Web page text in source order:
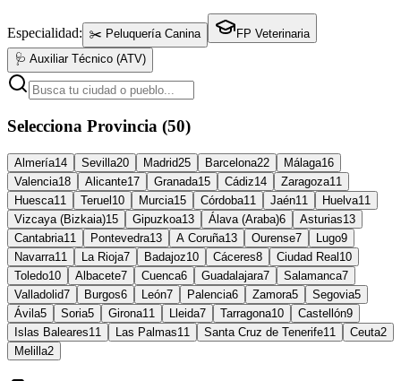
Especialidad: ✂️ Peluquería Canina
FP Veterinaria
🩺 Auxiliar Técnico (ATV)
Selecciona Provincia (50)
Almería14 Sevilla20 Madrid25 Barcelona22 Málaga16
Valencia18 Alicante17 Granada15 Cádiz14 Zaragoza11
Huesca11 Teruel 10 Murcia15 Córdoba11 Jaén11 Huelva11
Vizcaya (Bizkaia)15 Gipuzkoa13 Álava (Araba)6 Asturias13
Cantabria11 Pontevedra13 A Coruña13 Ourense7 Lugo9
Navarra11 La Rioja7 Badajoz10 Cáceres8 Ciudad Real 10
Toledo10 Albacete7 Cuenca6 Guadalajara7 Salamanca7
Valladolid7 Burgos6 León7 Palencia6 Zamora5 Segovia5
Ávila5 Soria5 Girona11 Lleida7 Tarragona10 Castellón9
Islas Baleares11 Las Palmas11 Santa Cruz de Tenerife11 Ceuta2
Melilla2